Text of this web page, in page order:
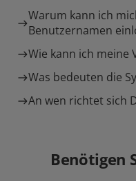
Warum kann ich
Benutzernamen
Wie kann ich meine
Was bedeuten die
An wen richtet sich
Benötigen